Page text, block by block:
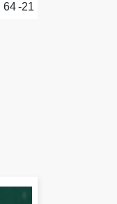
64-21